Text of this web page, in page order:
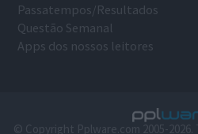
Passatempos/Resultados
Questão Semanal
Apps dos nossos leitores
© Copyright Pplware.com 2005-